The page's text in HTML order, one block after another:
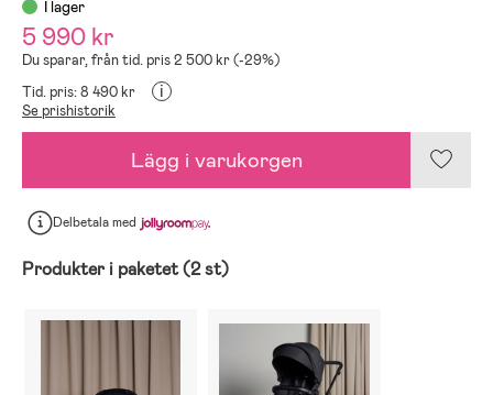
I lager
5 990 kr
Du sparar, från tid. pris 2 500 kr (-29%)
Tid. pris: 8 490 kr
i
Se prishistorik
Lägg i varukorgen
Delbetalamed
Produkter i paketet (2 st)